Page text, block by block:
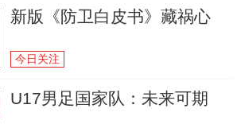
新版《防卫白皮书》藏祸心
今日关注
U17男足国家队：未来可期